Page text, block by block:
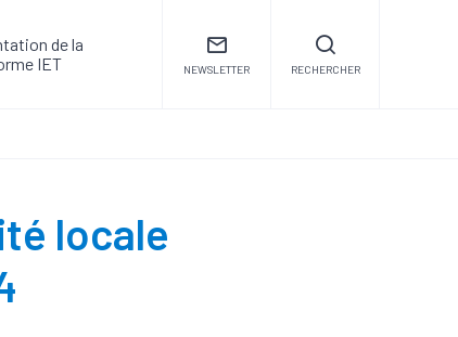
de la
IET
NEWSLETTER RECHERCHER
locale